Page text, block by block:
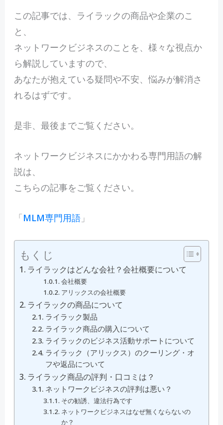
この記事では、ライラックの商品や企業のこ
と、
ネットワークビジネスのことを、様々な視点か
ら解説していますので、
あなたが抱えている疑問や不安、悩みが解消さ
れるはずです。
是非、最後までご覧ください。
ネットワークビジネスにかかわる専門用語の解
説は、
こちらの記事をご覧ください。
「MLM専門用語」
もくじ
ライラックはどんな会社？会社概要について
会社概要
アリックスの会社概要
ライラックの商品について
ライラック製品
ライラック商品の購入について
ライラックのビジネス活動サポートについて
ライラック（アリックス）のクーリング・オ
フや返品について
ライラック商品の評判・口コミは？
ネットワークビジネスの評判は悪い？
その勧誘、違法行為です
ネットワークビジネスはなぜ無くならないの
か？